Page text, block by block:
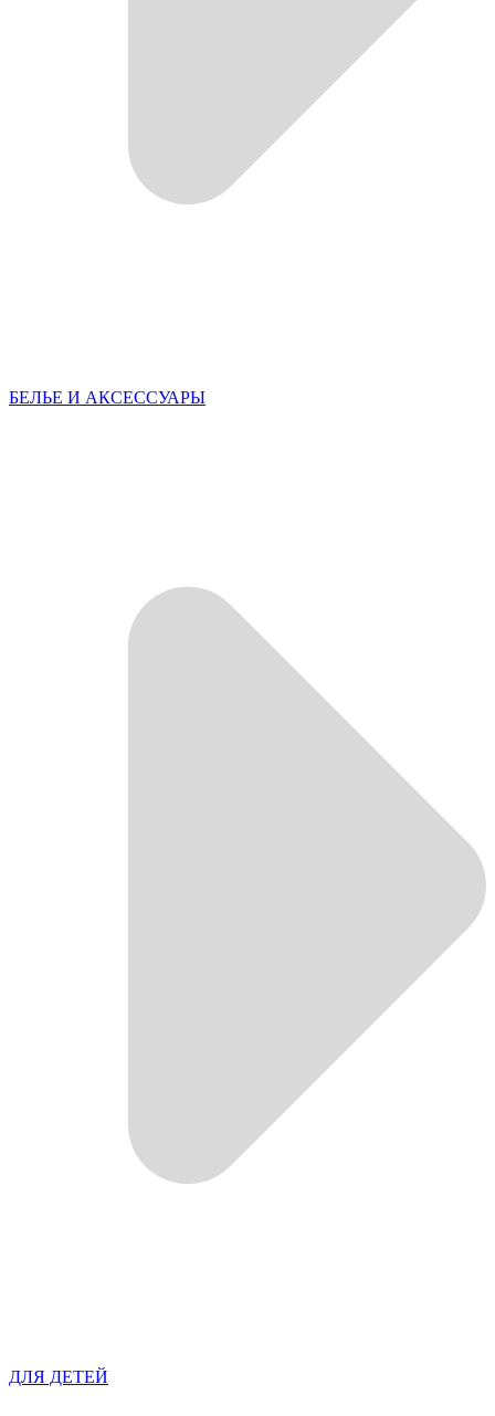
БЕЛЬЕ И АКСЕССУАРЫ
ДЛЯ ДЕТЕЙ